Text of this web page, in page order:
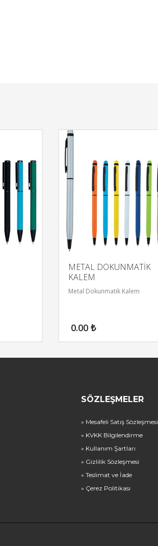
METAL DOKUNMATİK
KALEM
Metal Dokunmatik Kalem
0.00 ₺
SÖZLEŞMELER
» Mesafeli Satış Sözleşmesi
» KVKK Bilgilendirme
» Kullanım Şartları
» Gizlilik Sözleşmesi
» Teslimat ve İade
» Çerez Politikası